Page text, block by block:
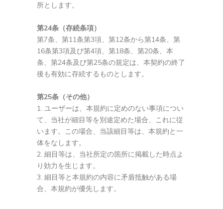
所とします。
第24条（存続条項）
第7条、第11条第3項、第12条から第14条、第
16条第3項及び第4項、第18条、第20条、本
条、第24条及び第25条の規定は、本契約の終了
後も有効に存続するものとします。
第25条（その他）
ユーザーは、本規約に定めのない事項につい
て、当社が細目等を別途定めた場合、これに従
います。この場合、当該細目等は、本規約と一
体をなします。
細目等は、当社所定の箇所に掲載した時点よ
り効力を生じます。
細目等と本規約の内容に矛盾抵触がある場
合、本規約が優先します。